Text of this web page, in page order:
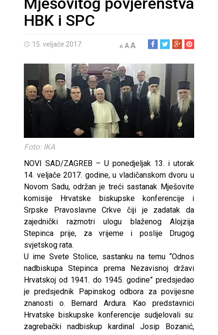
HBK i SPC
15. veljače 2017. A AA
Foto: IKA
NOVI SAD/ZAGREB – U ponedjeljak 13. i utorak
14. veljače 2017. godine, u vladičanskom dvoru u
Novom Sadu, održan je treći sastanak Mješovite
komisije Hrvatske biskupske konferencije i
Srpske Pravoslavne Crkve čiji je zadatak da
zajednički razmotri ulogu blaženog Alojzija
Stepinca prije, za vrijeme i poslije Drugog
svjetskog rata.
U ime Svete Stolice, sastanku na temu “Odnos
nadbiskupa Stepinca prema Nezavisnoj državi
Hrvatskoj od 1941. do 1945. godine” predsjedao
je predsjednik Papinskog odbora za povijesne
znanosti o. Bernard Ardura. Kao predstavnici
Hrvatske biskupske konferencije sudjelovali su:
zagrebački nadbiskup kardinal Josip Bozanić,